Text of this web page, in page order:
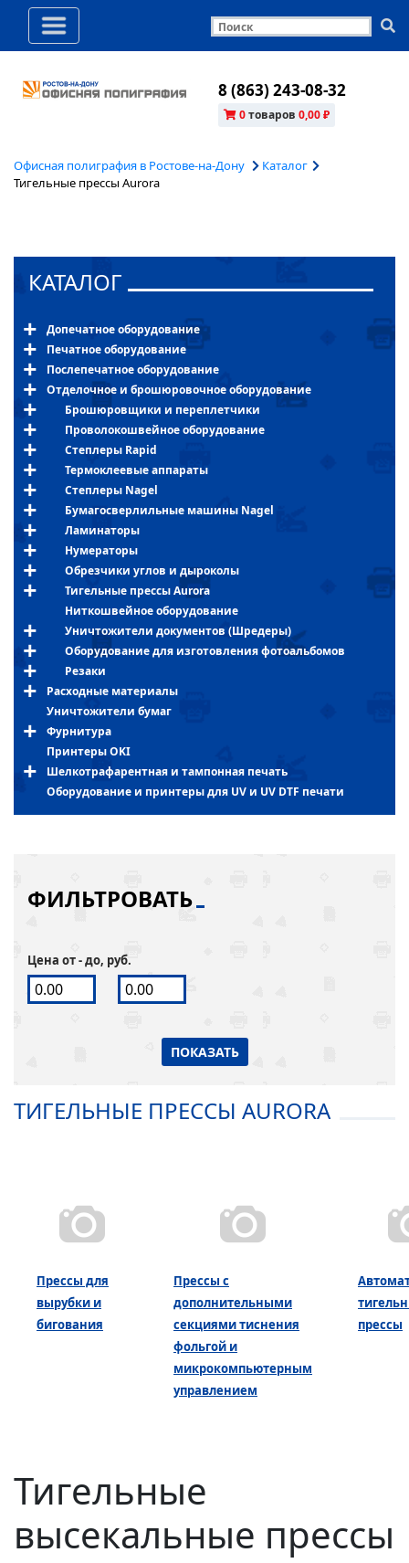
8 (863) 243-08-32
0товаров 0,00 ₽
Офисная полиграфия в Ростове-на-Дону
Каталог
Тигельные прессы Aurora
КАТАЛОГ
Допечатное оборудование
Печатное оборудование
Послепечатное оборудование
Отделочное и брошюровочное оборудование
Брошюровщики и переплетчики
Проволокошвейное оборудование
Степлеры Rapid
Термоклеевые аппараты
Степлеры Nagel
Бумагосверлильные машины Nagel
Ламинаторы
Нумераторы
Обрезчики углов и дыроколы
Тигельные прессы Aurora
Ниткошвейное оборудование
Уничтожители документов (Шредеры)
Оборудование для изготовления фотоальбомов
Резаки
Расходные материалы
Уничтожители бумаг
Фурнитура
Принтеры OKI
Шелкотрафарентная и тампонная печать
Оборудование и принтеры для UV и UV DTF печати
ФИЛЬТРОВАТЬ
Цена от - до, руб.
ПОКАЗАТЬ
ТИГЕЛЬНЫЕ ПРЕССЫ AURORA
Прессы для
вырубки и
бигования
Прессы с
дополнительными
секциями тиснения
фольгой и
микрокомпьютерным
управлением
прессы
Тигельные
высекальные прессы